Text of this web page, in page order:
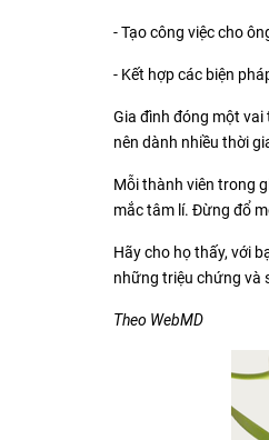
- Tạo công việc cho
- Kết hợp các biện
Gia đình đóng một
nên dành nhiều thời
Mỗi thành viên trong
mắc tâm lí. Đừng đổ
Hãy cho họ thấy, với
những triệu chứng và
Theo WebMD